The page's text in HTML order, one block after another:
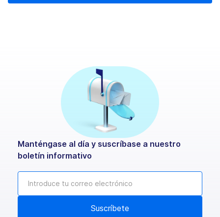
Manténgase al día y suscríbase a nuestro
boletín informativo